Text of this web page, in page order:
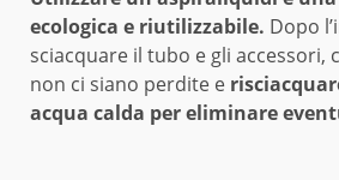
ecologica e riutilizzabile. Dopo
sciacquare il tubo e gli accessori,
non ci siano perdite e
acqua calda per eliminare